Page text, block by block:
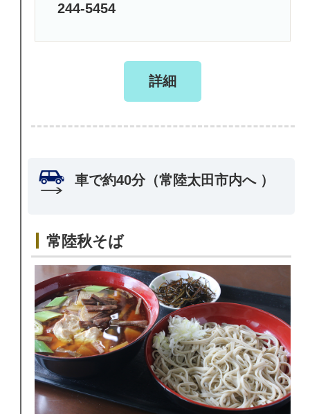
244-5454
詳細
車で約40分（常陸太田市内へ ）
常陸秋そば